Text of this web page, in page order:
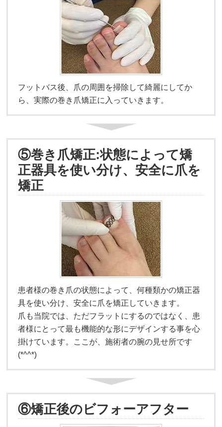
フットバス後、爪の周囲を掃除して綺麗にしてか
ら、実際の巻き爪矯正に入っていきます。
⑤巻き爪矯正:状態によって矯
正器具を使い分け、安全に爪を
矯正
患者様の巻き爪の状態によって、何種類かの矯正器
具を使い分け、安全に爪を矯正していきます。
爪も当院では、ただフラットにするのではなく、患
者様にとって最も機能的な形にデザインする事を心
掛けています。ここが、施術者の腕の見せ所です
(*^^*)
⑥矯正後のビフォーアフター